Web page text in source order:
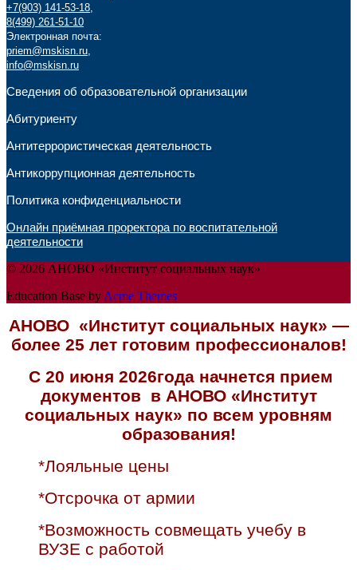
+7(903) 141-53-18
8(499) 261-51-10
Электронная почта:
priem@mskisn.ru
info@mskisn.ru
Сведения об образовательной организации
Абитуриенту
Антитеррористическая деятельность
Антикоррупционная деятельность
Политика конфиденциальности
Онлайн приёмная проректора по воспитательной
деятельности
© 2026 АНОВО «Институт социальных наук»
Education Base by Acme Themes
АНОВО «Институт социальных наук» —
более 25 лет готовим профессионалов!
С 20 июня 2026года начнется прием
документов в АНОВО «Институт
социальных наук» по всем уровням
образования!
*Лояльные цены
*Отсрочка от армии
*Возможность совмещать учебу в
ВУЗЕ с работой